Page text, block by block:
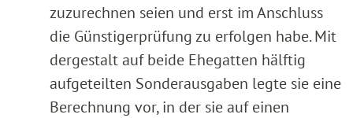
zuzurechnen seien und erst im Anschluss
die Günstigerprüfung zu erfolgen habe. Mit
dergestalt auf beide Ehegatten hälftig
aufgeteilten Sonderausgaben legte sie eine
Berechnung vor, in der sie auf einen